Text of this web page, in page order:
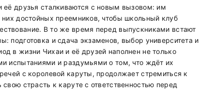
её друзья сталкиваются с новым вызовом: им
них достойных преемников, чтобы школьный клуб
В то же время перед выпускниками встают
подготовка и сдача экзаменов, выбор университета и
в жизни Чихаи и её друзей наполнен не только
испытаниями и раздумьями о том, что ждёт их
с королевой каруты, продолжает стремиться к
страсть к каруте с ответственностью перед